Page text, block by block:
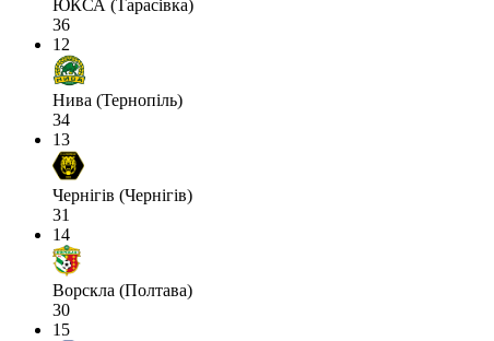
ЮКСА (Тарасівка)
36
12
Нива (Тернопіль)
34
13
Чернігів (Чернігів)
31
14
Ворскла (Полтава)
30
15